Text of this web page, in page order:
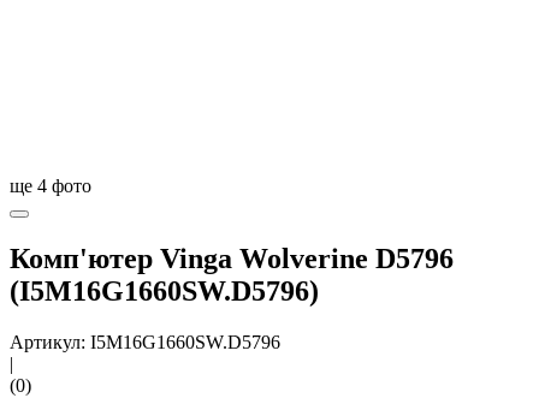
ще 4 фото
Комп'ютер Vinga Wolverine D5796
(I5M16G1660SW.D5796)
Артикул: I5M16G1660SW.D5796
|
(0)